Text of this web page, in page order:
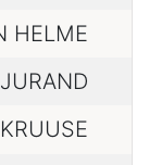
HELME